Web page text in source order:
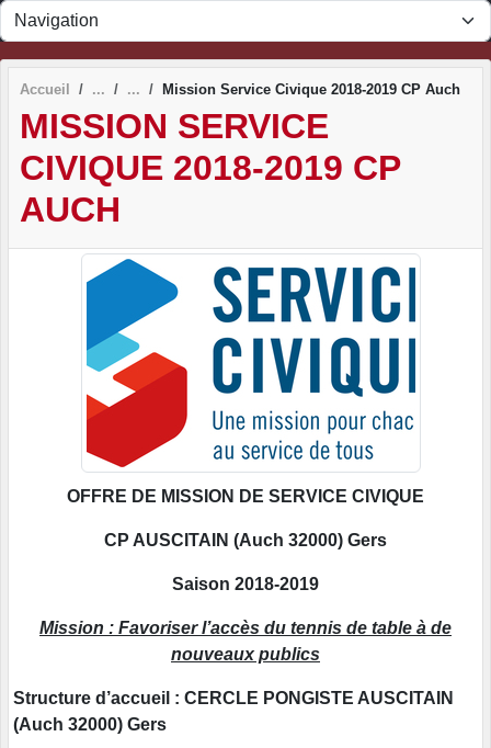
Accueil Mission Service Civique 2018-2019 CP Auch
MISSION SERVICE
CIVIQUE 2018-2019 CP
AUCH
OFFRE DE MISSION DE SERVICE CIVIQUE
CP AUSCITAIN (Auch 32000) Gers
Saison 2018-2019
Mission : Favoriser l’accès du tennis de table à de
nouveaux publics
Structure d’accueil : CERCLE PONGISTE AUSCITAIN
(Auch 32000) Gers
Panneau de gestion des cookies